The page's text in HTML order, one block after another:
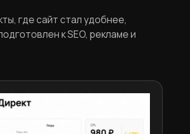
где сайт стал удобнее,
к SEO, рекламе и